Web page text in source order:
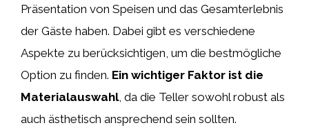
Präsentation von Speisen und das Gesamterlebnis
der Gäste haben. Dabei gibt es verschiedene
Aspekte zu berücksichtigen, um die bestmögliche
Option zu finden. Ein wichtiger Faktor ist die
Materialauswahl, da die Teller sowohl robust als
auch ästhetisch ansprechend sein sollten.